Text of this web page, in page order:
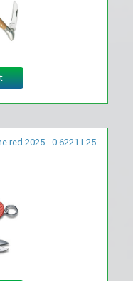
red 2025 - 0.6221.L25